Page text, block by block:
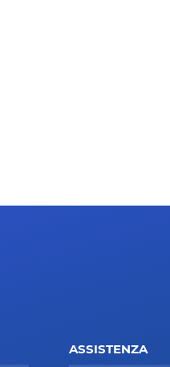
ASSISTENZA